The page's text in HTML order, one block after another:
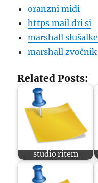
oranzni midi
https mail dri si
marshall slušalke
marshall zvočnik
Related Posts:
studio ritem